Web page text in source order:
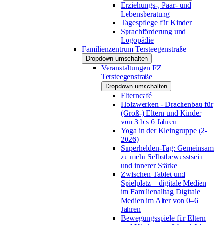
Erziehungs-, Paar- und
Lebensberatung
Tagespflege für Kinder
Sprachförderung und
Logopädie
Familienzentrum Tersteegenstraße
Dropdown umschalten
Veranstaltungen FZ
Tersteegenstraße
Dropdown umschalten
Elterncafé
Holzwerken - Drachenbau für
(Groß-) Eltern und Kinder
von 3 bis 6 Jahren
Yoga in der Kleingruppe (2-
2026)
Superhelden-Tag: Gemeinsam
zu mehr Selbstbewusstsein
und innerer Stärke
Zwischen Tablet und
Spielplatz – digitale Medien
im Familienalltag Digitale
Medien im Alter von 0–6
Jahren
Bewegungsspiele für Eltern